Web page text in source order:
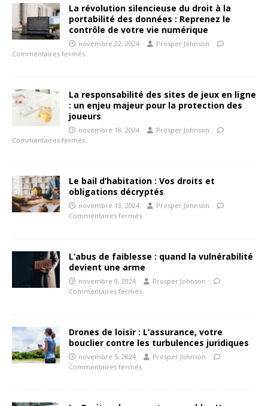
La révolution silencieuse du droit à la
portabilité des données : Reprenez le
contrôle de votre vie numérique
novembre 22, 2024
Prosper Johnson
Commentaires fermés
La responsabilité des sites de jeux en ligne
: un enjeu majeur pour la protection des
joueurs
novembre 18, 2024
Prosper Johnson
Commentaires fermés
Le bail d’habitation : Vos droits et
obligations décryptés
novembre 13, 2024
Prosper Johnson
Commentaires fermés
L’abus de faiblesse : quand la vulnérabilité
devient une arme
novembre 9, 2024
Prosper Johnson
Commentaires fermés
Drones de loisir : L’assurance, votre
bouclier contre les turbulences juridiques
novembre 5, 2024
Prosper Johnson
Commentaires fermés